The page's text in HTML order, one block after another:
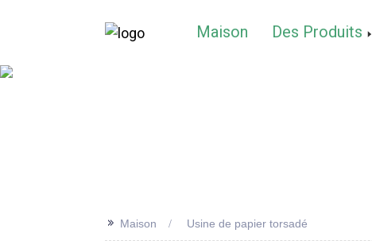
Maison Des Produits
>> Maison Usine de papier torsadé